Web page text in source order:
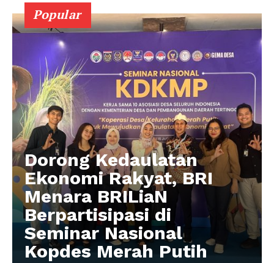
Popular
Dorong Kedaulatan
Ekonomi Rakyat, BRI
Menara BRILiaN
Berpartisipasi di
Seminar Nasional
Kopdes Merah Putih